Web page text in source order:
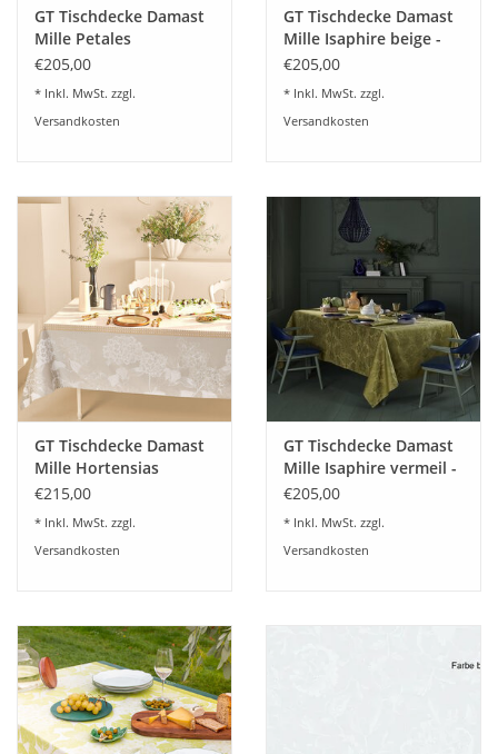
GT Tischdecke Damast
Mille Petales
chlorophylle-
abwaschbar
€205,00
* Inkl. MwSt. zzgl.
Versandkosten
GT Tischdecke Damast
Mille Isaphire beige -
beschichtet
€205,00
* Inkl. MwSt. zzgl.
Versandkosten
GT Tischdecke Damast
Mille Hortensias
naturel- beschichtet
€215,00
* Inkl. MwSt. zzgl.
Versandkosten
GT Tischdecke Damast
Mille Isaphire vermeil -
beschichtet
€205,00
* Inkl. MwSt. zzgl.
Versandkosten